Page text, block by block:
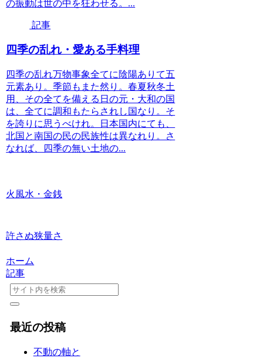
の振動は世の中を狂わせる。...
記事
四季の乱れ・愛ある手料理
四季の乱れ万物事象全てに陰陽ありて五
元素あり。季節もまた然り。春夏秋冬土
用、その全てを備える日の元・大和の国
は、全てに調和もたらされし国なり。そ
を誇りに思うべけれ。日本国内にても、
北国と南国の民の民族性は異なれり。さ
なれば、四季の無い土地の...
火風水・金銭
許さぬ狭量さ
ホーム
記事
最近の投稿
不動の軸と